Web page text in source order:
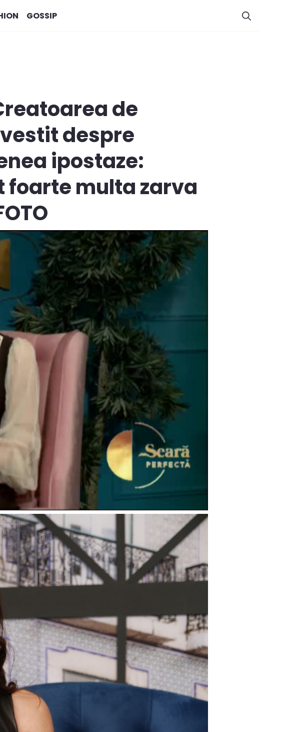
GOSSIP
de
despre
ipostaze:
foarte multa zarva